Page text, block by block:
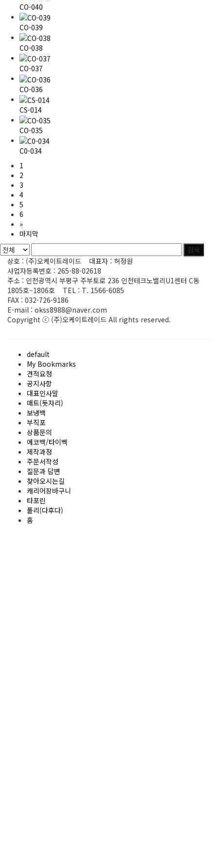
CO-040
CO-039
CO-038
CO-037
CO-036
CS-014
CO-035
C0-034
1
2
3
4
5
6
»
마지막
검색
상호 : (주)오케이트레이드 대표자 : 허정원
사업자등록번호 : 265-88-02618
주소 : 인천광역시 부평구 주부토로 236 인천테크노밸리U1센터 C동
1805호~1806호 TEL : T. 1566-6085
FAX : 032-726-9186
E-mail : okss8988@naver.com
Copyright ⓒ (주)오케이트레이드 All rights reserved.
default
My Bookmarks
견적요청
공지사항
대표인사말
매트(돗자리)
보냉백
부직포
상품문의
에코백/타이벡
제작과정
주문서작성
질문과 답변
찾아오시는길
캐리어장바구니
타포린
폴리(다후다)
홈